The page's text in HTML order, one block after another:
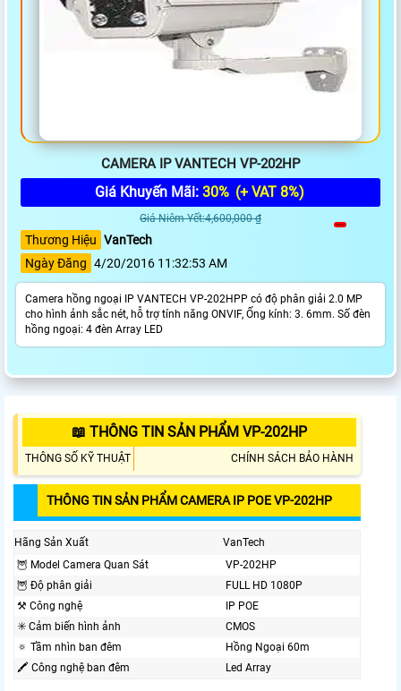
CAMERA IP VANTECH VP-202HP
Giá Khuyến Mãi: 30% (+ VAT 8%)
Giá Niêm Yết:4,600,000 ₫
Thương Hiệu VanTech
Ngày Đăng 4/20/2016 11:32:53 AM
Camera hồng ngoại IP VANTECH VP-202HPP có độ phân giải 2.0 MP
cho hình ảnh sắc nét, hỗ trợ tính năng ONVIF, Ống kính: 3. 6mm. Số đèn
hồng ngoại: 4 đèn Array LED
📖 THÔNG TIN SẢN PHẨM VP-202HP
THÔNG SỐ KỸ THUẬT CHÍNH SÁCH BẢO HÀNH
THÔNG TIN SẢN PHẨM CAMERA IP POE VP-202HP
Hãng Sản Xuất
VanTech
🦉 Model Camera Quan Sát
VP-202HP
🦉 Độ phân giải
FULL HD 1080P
⚒ Công nghệ
IP POE
✳️ Cảm biến hình ảnh
CMOS
🔅 Tầm nhìn ban đêm
Hồng Ngoại 60m
🖍 Công nghệ ban đêm
Led Array